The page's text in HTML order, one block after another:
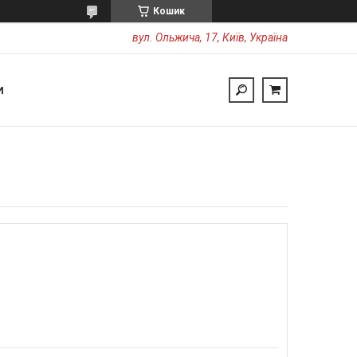
Кошик
вул. Ольжича, 17, Київ, Україна